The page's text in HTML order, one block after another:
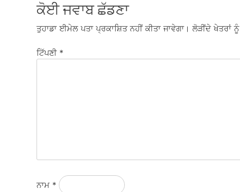
ਕੋਈ ਜਵਾਬ ਛੱਡਣਾ
ਤੁਹਾਡਾ ਈਮੇਲ ਪਤਾ ਪ੍ਰਕਾਸ਼ਿਤ ਨਹੀਂ ਕੀਤਾ ਜਾਵੇਗਾ। ਲੋੜੀਂਦੇ ਖੇਤਰਾਂ ਨੂੰ
ਟਿੱਪਣੀ *
ਨਾਮ *